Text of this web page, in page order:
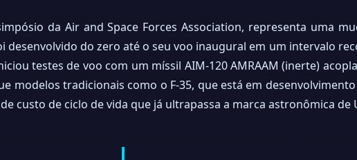
da Air and Space Forces Association, representa uma
desenvolvido do zero até o seu voo inaugural em um intervalo
testes de voo com um míssil AIM-120 AMRAAM (inerte)
modelos tradicionais como o F-35, que está em
custo de ciclo de vida que já ultrapassa a marca astronômica de